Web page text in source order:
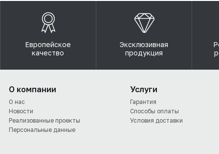
Европейское
качество
Эксклюзивная
продукция
О компании
О нас
Новости
Реализованные проекты
Персональные данные
Услуги
Гарантия
Способы оплаты
Условия доставки